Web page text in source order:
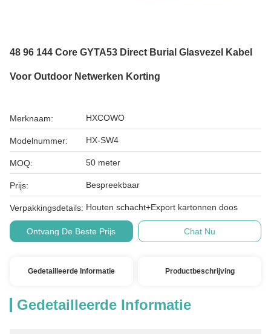
48 96 144 Core GYTA53 Direct Burial Glasvezel Kabel
Voor Outdoor Netwerken Korting
Merknaam: HXCOWO
Modelnummer: HX-SW4
MOQ: 50 meter
Prijs: Bespreekbaar
Verpakkingsdetails: Houten schacht+Export kartonnen doos
Ontvang De Beste Prijs Chat Nu
Gedetailleerde Informatie Productbeschrijving
Gedetailleerde Informatie